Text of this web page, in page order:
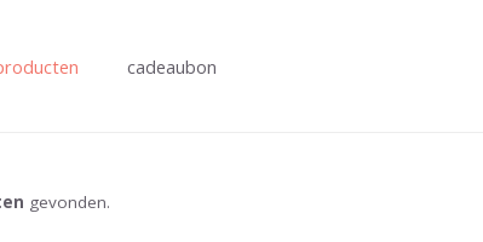
cadeaubon
gevonden.